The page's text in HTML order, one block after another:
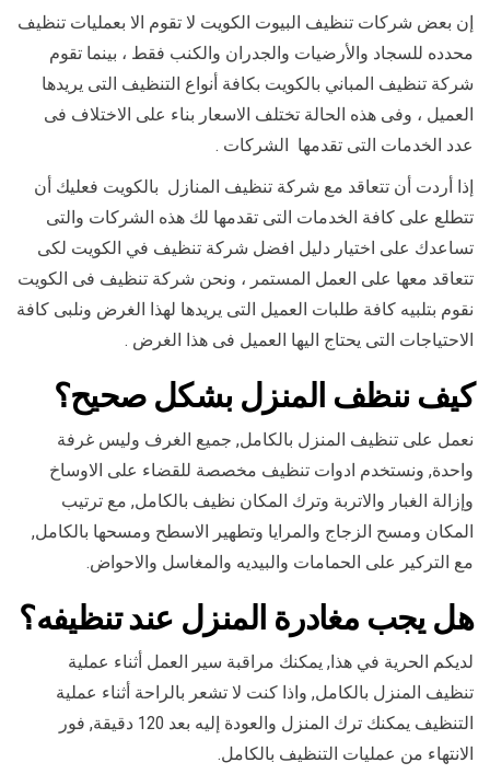
إن بعض شركات تنظيف البيوت الكويت لا تقوم الا بعمليات تنظيف
محدده للسجاد والأرضيات والجدران والكنب فقط ، بينما تقوم
شركة تنظيف المباني بالكويت بكافة أنواع التنظيف التى يريدها
العميل ، وفى هذه الحالة تختلف الاسعار بناء على الاختلاف فى
عدد الخدمات التى تقدمها الشركات .
إذا أردت أن تتعاقد مع شركة تنظيف المنازل بالكويت فعليك أن
تتطلع على كافة الخدمات التى تقدمها لك هذه الشركات والتى
تساعدك على اختيار دليل افضل شركة تنظيف في الكويت لكى
تتعاقد معها على العمل المستمر ، ونحن شركة تنظيف فى الكويت
نقوم بتلبيه كافة طلبات العميل التى يريدها لهذا الغرض ونلبى كافة
الاحتياجات التى يحتاج اليها العميل فى هذا الغرض .
كيف ننظف المنزل بشكل صحيح؟
نعمل على تنظيف المنزل بالكامل, جميع الغرف وليس غرفة
واحدة, ونستخدم ادوات تنظيف مخصصة للقضاء على الاوساخ
وإزالة الغبار والاتربة وترك المكان نظيف بالكامل, مع ترتيب
المكان ومسح الزجاج والمرايا وتطهير الاسطح ومسحها بالكامل,
مع التركير على الحمامات والبيديه والمغاسل والاحواض.
هل يجب مغادرة المنزل عند تنظيفه؟
لديكم الحرية في هذا, يمكنك مراقبة سير العمل أثناء عملية
تنظيف المنزل بالكامل, واذا كنت لا تشعر بالراحة أثناء عملية
التنظيف يمكنك ترك المنزل والعودة إليه بعد 120 دقيقة, فور
الانتهاء من عمليات التنظيف بالكامل.